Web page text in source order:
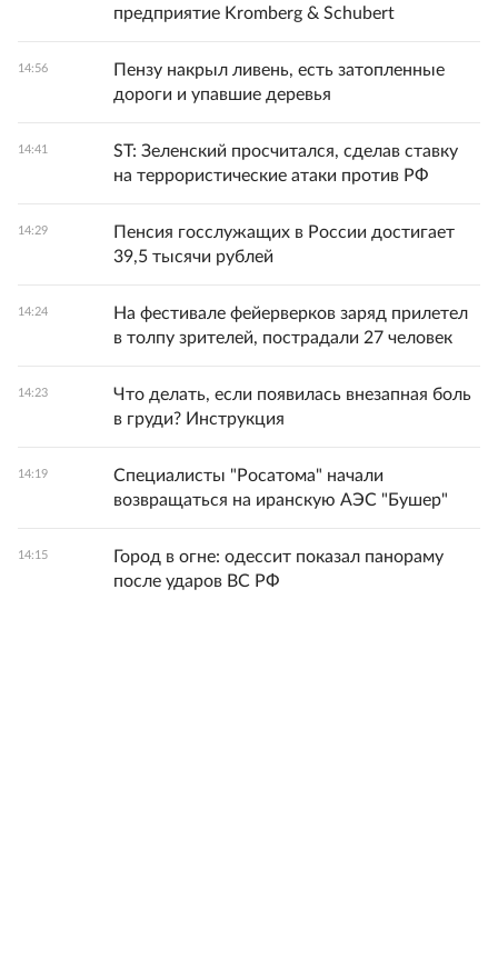
предприятие Kromberg & Schubert
14:56
Пензу накрыл ливень, есть затопленные
дороги и упавшие деревья
14:41
ST: Зеленский просчитался, сделав ставку
на террористические атаки против РФ
14:29
Пенсия госслужащих в России достигает
39,5 тысячи рублей
14:24
На фестивале фейерверков заряд прилетел
в толпу зрителей, пострадали 27 человек
14:23
Что делать, если появилась внезапная боль
в груди? Инструкция
14:19
Специалисты "Росатома" начали
возвращаться на иранскую АЭС "Бушер"
14:15
Город в огне: одессит показал панораму
после ударов ВС РФ